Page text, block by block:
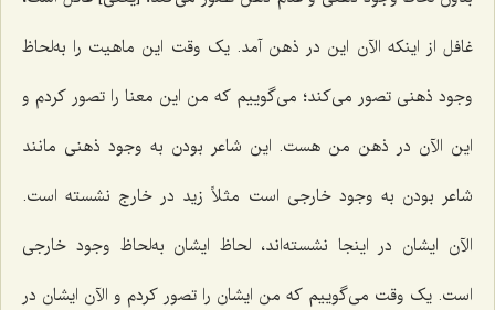
غافل از اینکه الآن این در ذهن آمد. یک وقت این ماهیت را به‌لحاظ
وجود ذهنی تصور می‌کند؛ می‌گوییم که من این معنا را تصور کردم و
این الآن در ذهن من هست. این شاعر بودن به وجود ذهنی مانند
شاعر بودن به وجود خارجی است مثلاً زید در خارج نشسته است.
الآن ایشان در اینجا نشسته‌اند، لحاظ ایشان به‌لحاظ وجود خارجی
است. یک وقت می‌گوییم که من ایشان را تصور کردم و الآن ایشان در